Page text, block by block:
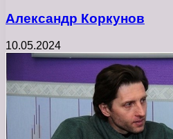
Александр Коркунов
10.05.2024